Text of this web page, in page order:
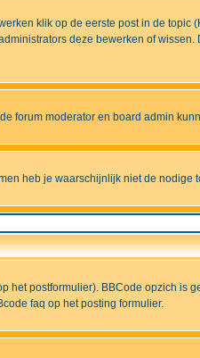
klik op de eerste post in de topic
deze bewerken of
forum moderator en board admin
heb je waarschijnlijk niet de nodige
postformulier). BBCode opzich is
faq op het posting formulier.